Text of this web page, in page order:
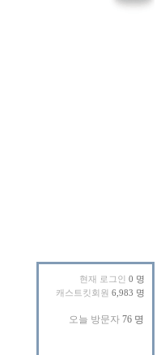
현재 로그인 0 명
캐스트킷회원 6,983 명